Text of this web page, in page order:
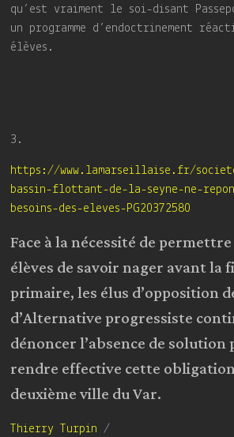
qu’est vraiment le soi-disant
un programme d’endoctrinement
élèves.
3.
https://www.lamarseillaise.fr/
bassin-flottant-de-la-seyne-ne-
besoins-des-eleves-PG20372580
Face à la nécessité de
élèves de savoir nager avant la
primaire, les élus d’opposition
d’Alternative progressiste
dénoncer l’absence de
rendre effective cette
deuxième ville du Var.
Thierry Turpin /